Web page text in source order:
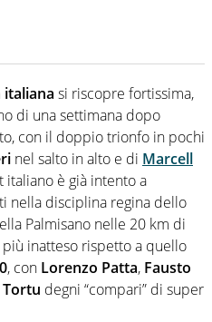
italiana si riscopre fortissima,
di una settimana dopo
con il doppio trionfo in pochi
nel salto in alto e di Marcell
è già intento a
nella disciplina regina dello
Palmisano nelle 20 km di
inatteso rispetto a quello
, con Lorenzo Patta, Fausto
degni “compari” di super